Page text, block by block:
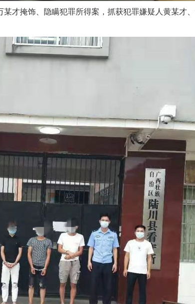
掩饰、隐瞒犯罪所得案，抓获犯罪嫌疑人黄某才